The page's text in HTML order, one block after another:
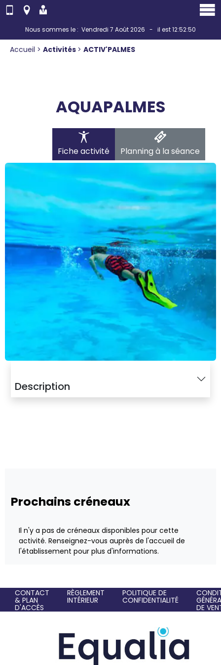
Nous sommes le : Vendredi 7 Août 2026 - il est 12:52:50
Accueil > Activités > ACTIV'PALMES
AQUAPALMES
Fiche activité Planning à la séance
Description
Prochains créneaux
Il n'y a pas de créneaux disponibles pour cette
activité. Renseignez-vous auprès de l'accueil de
l'établissement pour plus d'informations.
CONTACT
& PLAN
D'ACCÈS
RÈGLEMENT
INTÉRIEUR
POLITIQUE DE
CONFIDENTIALITÉ
DE
Panneau de gestion des cookies